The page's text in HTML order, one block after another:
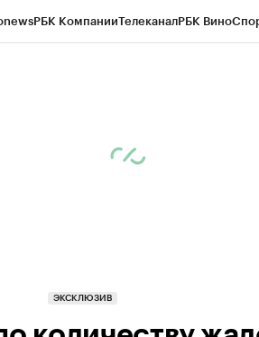
РБК КомпанииТелеканалРБК Вино
ЭКСКЛЮЗИВ